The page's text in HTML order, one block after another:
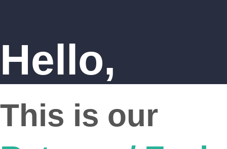
Hello,
This is our